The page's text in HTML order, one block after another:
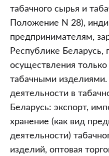
табачного сырья и
Положение N 28),
предпринимателям,
Республике Беларусь,
осуществления только
табачными
деятельности в
Беларусь: экспорт,
хранение (как вид
деятельности)
изделий, оптовая